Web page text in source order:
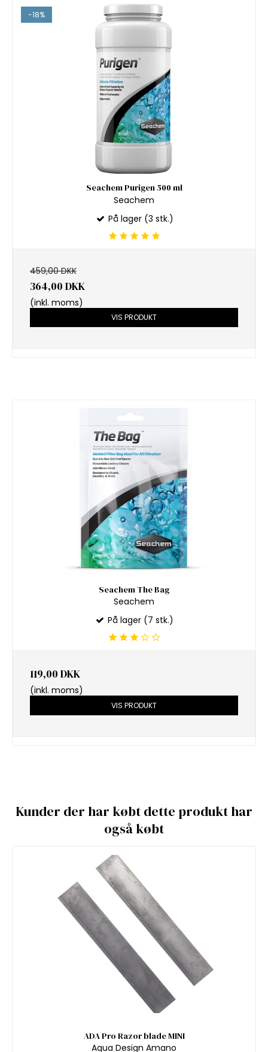
-18%
Seachem Purigen 500 ml
Seachem
På lager (3 stk.)
459,00 DKK
364,00 DKK
(inkl. moms)
VIS PRODUKT
Seachem The Bag
Seachem
På lager (7 stk.)
119,00 DKK
(inkl. moms)
VIS PRODUKT
Kunder der har købt dette produkt har
også købt
ADA Pro Razor blade MINI
Aqua Design Amano